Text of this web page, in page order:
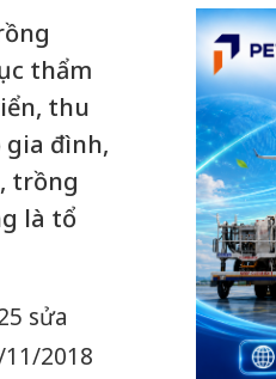
thẩm
thu
đình,
trồng
là tổ
sửa
2018